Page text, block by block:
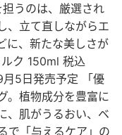
担うのは、厳選され
、立て直しながらエ
に、新たな美しさが
ク 150ml 税込
5日発売予定 「優
。植物成分を豊富に
、肌がうるおい、ベ
で「与えるケア」の